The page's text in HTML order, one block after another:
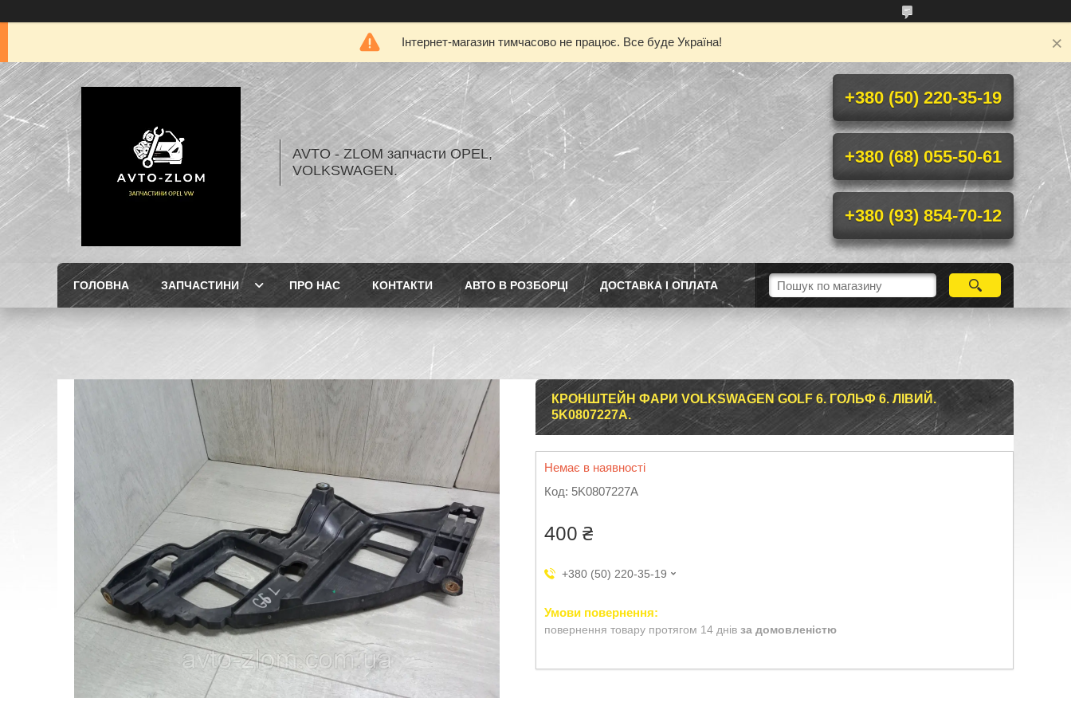
Інтернет-магазин тимчасово не працює. Все буде Україна!
AVTO - ZLOM запчасти OPEL,
VOLKSWAGEN.
+380 (50) 220-35-19
+380 (68) 055-50-61
+380 (93) 854-70-12
ГОЛОВНА ЗАПЧАСТИНИ ПРО НАС КОНТАКТИ АВТО В РОЗБОРЦІ ДОСТАВКА І ОПЛАТА
КРОНШТЕЙН ФАРИ VOLKSWAGEN GOLF 6. ГОЛЬФ 6. ЛІВИЙ.
5K0807227A.
Немає в наявності
Код: 5K0807227A
400 ₴
+380 (50) 220-35-19
повернення товару протягом 14 днів за домовленістю